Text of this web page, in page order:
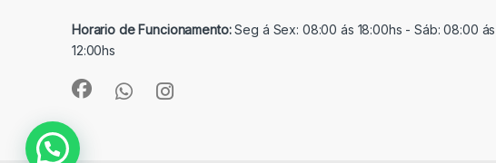
Horario de Funcionamento:Seg á Sex: 08:00 ás 18:00hs - Sáb: 08:00 ás
12:00hs